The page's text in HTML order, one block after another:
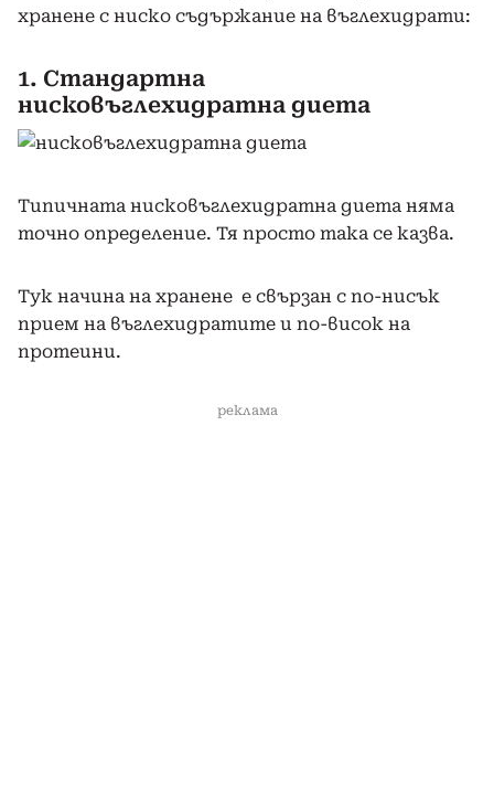
хранене с ниско съдържание на въглехидрати:
1. Стандартна
нисковъглехидратна диета
Типичната нисковъглехидратна диета няма
точно определение. Тя просто така се казва.
Тук начина на хранене е свързан с по-нисък
прием на въглехидратите и по-висок на
протеини.
реклама